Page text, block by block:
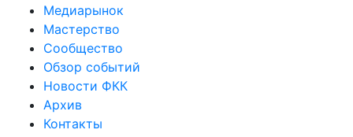
Медиарынок
Мастерство
Сообщество
Обзор событий
Новости ФКК
Архив
Контакты